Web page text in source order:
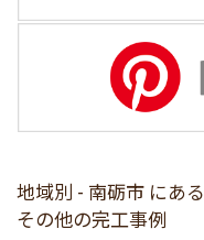
地域別 - 南砺市 にある
その他の完工事例